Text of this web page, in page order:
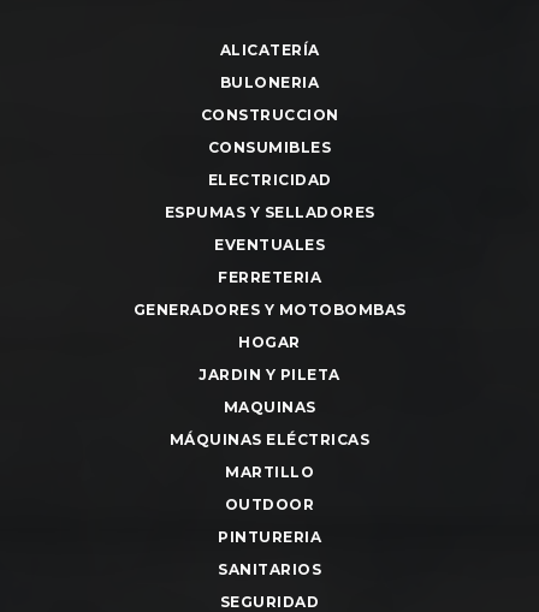
ALICATERÍA
BULONERIA
CONSTRUCCION
CONSUMIBLES
ELECTRICIDAD
ESPUMAS Y SELLADORES
EVENTUALES
FERRETERIA
GENERADORES Y MOTOBOMBAS
HOGAR
JARDIN Y PILETA
MAQUINAS
MÁQUINAS ELÉCTRICAS
MARTILLO
OUTDOOR
PINTURERIA
SANITARIOS
SEGURIDAD